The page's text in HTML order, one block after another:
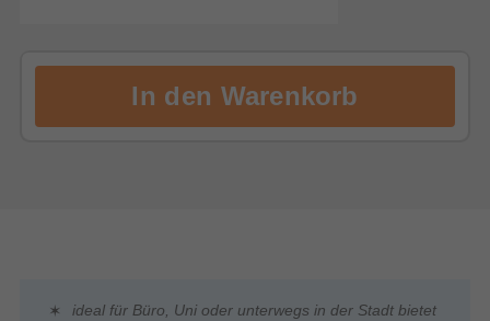
ideal für Büro, Uni oder unterwegs in der Stadt bietet